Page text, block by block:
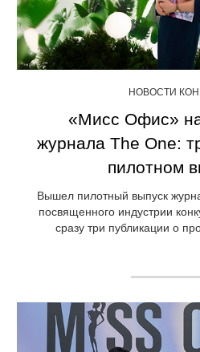
НОВОСТИ
«Мисс Офис»
журнала The One:
пилотном
Вышел пилотный выпуск
посвященного индустрии
сразу три публикации о